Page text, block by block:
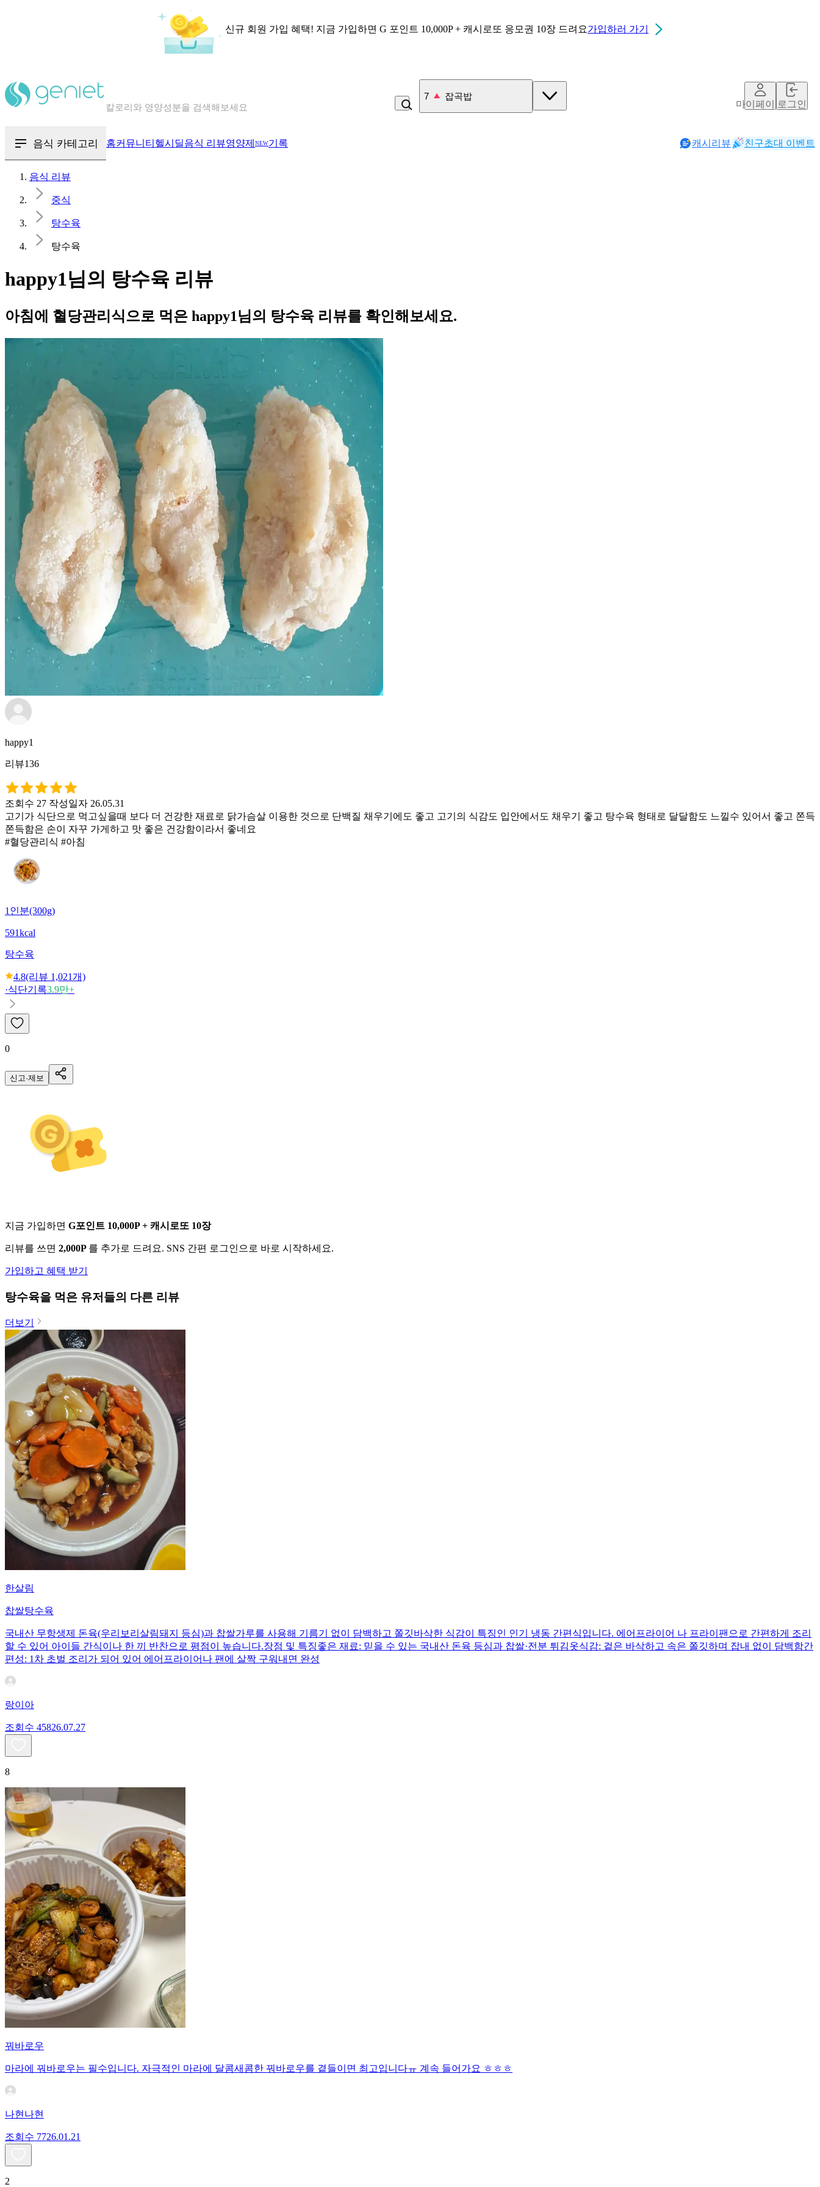
신규 회원 가입 혜택! 지금 가입하면 G 포인트 10,000P + 캐시로또 응모권 10장 드려요가입하러 가기
혈당 · 다이어트 음식 검색해보세요
7 잡곡밥
마이페이지로그인
음식 카테고리 홈커뮤니티 헬시딜음식 리뷰영양제 NEW기록 캐시리뷰 친구초대 이벤트
음식 리뷰
중식
탕수육
탕수육
happy1님의 탕수육 리뷰
아침에 혈당관리식으로 먹은 happy1님의 탕수육 리뷰를 확인해보세요.
happy1
리뷰136
조회수 27 작성일자 26.05.31
고기가 식단으로 먹고싶을때 보다 더 건강한 재료로 닭가슴살 이용한 것으로 단백질 채우기에도 좋고 고기의 식감도 입안에서도 채우기 좋고 탕수육 형태로 달달함도 느낄수 있어서 좋고 쫀득
쫀득함은 손이 자꾸 가게하고 맛 좋은 건강함이라서 좋네요
#혈당관리식 #아침
1인분(300g)
591kcal
탕수육
4.8(리뷰 1,021개)
·식단기록3.9만+
0
신고·제보
지금 가입하면 G포인트 10,000P + 캐시로또 10장
리뷰를 쓰면 2,000P 를 추가로 드려요. SNS 간편 로그인으로 바로 시작하세요.
가입하고 혜택 받기
탕수육을 먹은 유저들의 다른 리뷰
더보기
한살림
찹쌀탕수육
국내산 무항생제 돈육(우리보리살림돼지 등심)과 찹쌀가루를 사용해 기름기 없이 담백하고 쫄깃바삭한 식감이 특징인 인기 냉동 간편식입니다. 에어프라이어 나 프라이팬으로 간편하게 조리
할 수 있어 아이들 간식이나 한 끼 반찬으로 평점이 높습니다.장점 및 특징좋은 재료: 믿을 수 있는 국내산 돈육 등심과 찹쌀·전분 튀김옷식감: 겉은 바삭하고 속은 쫄깃하며 잡내 없이 담백함간
편성: 1차 초벌 조리가 되어 있어 에어프라이어나 팬에 살짝 구워내면 완성
랑이아
조회수 45826.07.27
8
꿔바로우
마라에 꿔바로우는 필수입니다. 자극적인 마라에 달콤새콤한 꿔바로우를 곁들이면 최고입니다ㅠ 계속 들어가요 ㅎㅎㅎ
나현나현
조회수 7726.01.21
2